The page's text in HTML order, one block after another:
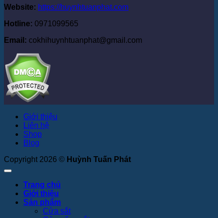
Website: https://huynhtuanphat.com
Hotline: 0971099565
Email: cokhihuynhtuanphat@gmail.com
Giới thiệu
Liên hệ
Shop
Blog
Copyright 2026 © Huỳnh Tuấn Phát
Trang chủ
Giới thiệu
Sản phẩm
Cửa sắt